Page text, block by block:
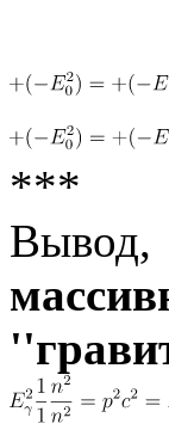
***
Вывод,